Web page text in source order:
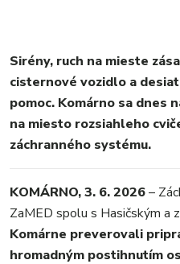
Sirény, ruch na mieste
cisternové vozidlo a
pomoc. Komárno sa dnes
na miesto rozsiahleho
záchranného systému.
KOMÁRNO, 3. 6. 2026–
ZaMED spolu s Hasičským a
Komárne preverovali
hromadným postihnutím